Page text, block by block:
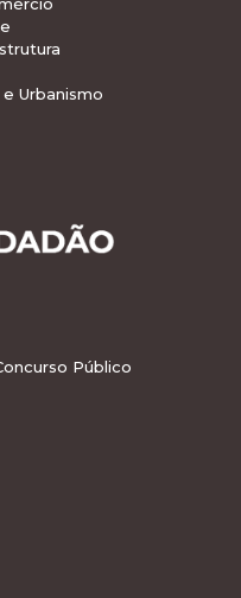
Urbanismo
Público